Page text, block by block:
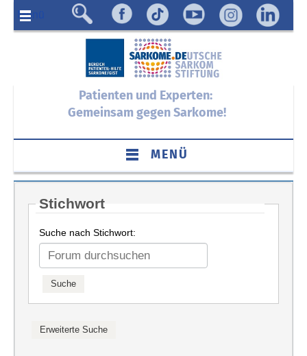
Menü
Patienten und Experten:
Gemeinsam gegen Sarkome!
MENÜ
Stichwort
Suche nach Stichwort: